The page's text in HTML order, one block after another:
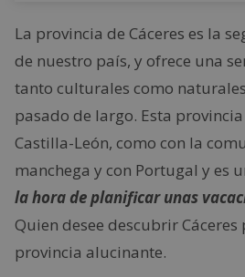
La provincia de Cáceres es la
de nuestro país, y ofrece una
tanto culturales como
pasado de largo. Esta
Castilla-León, como con la
manchega y con Portugal y es
la hora de planificar unas
Quien desee descubrir
provincia alucinante.